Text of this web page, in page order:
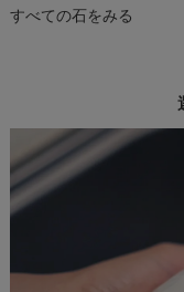
すべての石をみる